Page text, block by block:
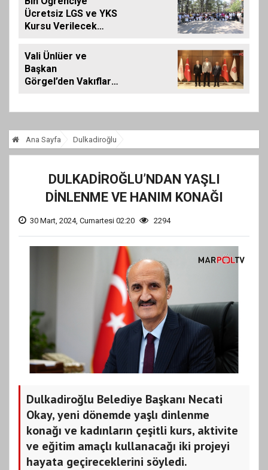
Ücretsiz LGS ve YKS
Kursu Verilecek…
Vali Ünlüer ve
Başkan
Görgel’den Vakıflar
Ana Sayfa Dulkadiroğlu
DULKADİROĞLU’NDAN YAŞLI
DİNLENME VE HANIM KONAĞI
30 Mart, 2024, Cumartesi 02:20 2294
Dulkadiroğlu Belediye Başkanı Necati
Okay, yeni dönemde yaşlı dinlenme
konağı ve kadınların çeşitli kurs, aktivite
ve eğitim amaçlı kullanacağı iki projeyi
hayata geçireceklerini söyledi.